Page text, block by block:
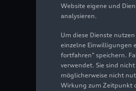
Website eigene und
analysieren.
Um diese Dienste
einzelne Einwilligungen
fortfahren" speichern.
verwendet. Sie sind
möglicherweise nicht
Wirkung zum Zeitpunkt